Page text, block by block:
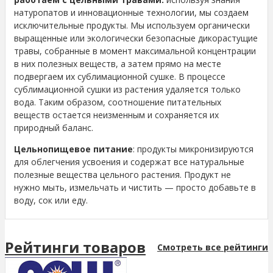
натуропатов и инновационные технологии, мы создаем
исключительные продукты. Мы используем органически
выращенные или экологически безопасные дикорастущие
травы, собранные в момент максимальной концентрации
в них полезных веществ, а затем прямо на месте
подвергаем их сублимационной сушке. В процессе
сублимационной сушки из растения удаляется только
вода. Таким образом, соотношение питательных
веществ остается неизменным и сохраняется их
природный баланс.
Цельнопищевое питание: продукты микронизируются
для облегчения усвоения и содержат все натуральные
полезные вещества цельного растения. Продукт не
нужно мыть, измельчать и чистить — просто добавьте в
воду, сок или еду.
Рейтинги товаров Смотреть все рейтинги